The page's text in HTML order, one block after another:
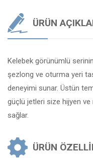
ÜRÜN
Kelebek görünümlü
şezlong ve oturma yeri
deneyimi sunar. Üstün
güçlü jetleri size hijyen
sağlar.
ÜRÜN